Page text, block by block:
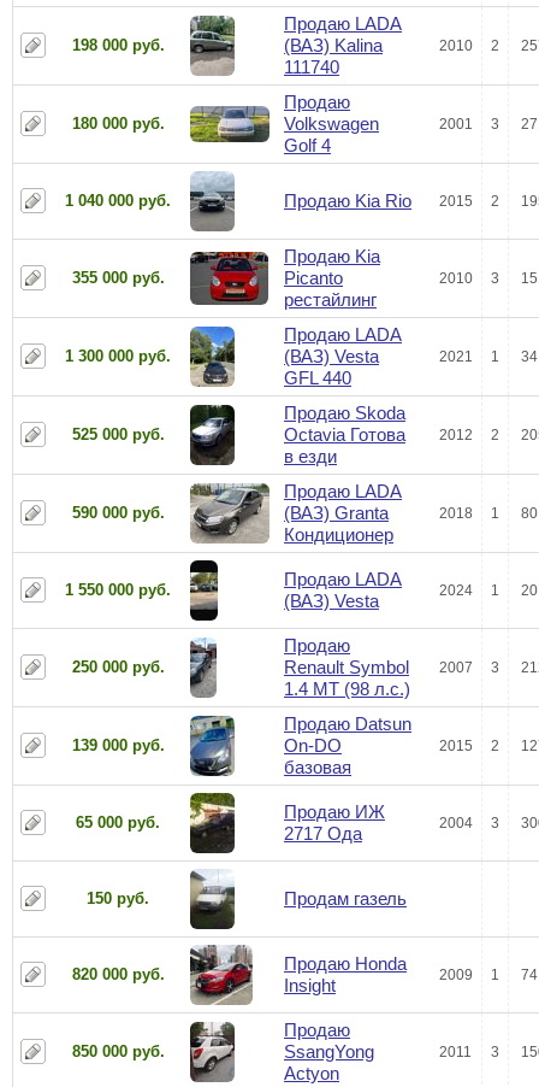
198 000 руб.
Продаю LADA
(ВАЗ) Kalina
111740
2010 2
180 000 руб.
Продаю
Volkswagen
Golf 4
2001 3
1 040 000 руб. Продаю Kia Rio 2015 2
355 000 руб.
Продаю Kia
Picanto
рестайлинг
2010 3
1 300 000 руб.
Продаю LADA
(ВАЗ) Vesta
GFL 440
2021 1
525 000 руб.
Продаю Skoda
Octavia Готова
в езди
2012 2
590 000 руб.
Продаю LADA
(ВАЗ) Granta
Кондиционер
2018 1
1 550 000 руб.
Продаю LADA
(ВАЗ) Vesta
2024 1
250 000 руб.
Продаю
Renault Symbol
1.4 МТ (98 л.с.)
2007 3
139 000 руб.
Продаю Datsun
On-DO
базовая
2015 2
65 000 руб.
Продаю ИЖ
2717 Ода
2004 3
150 руб. Продам газель
820 000 руб.
Продаю Honda
Insight
2009 1
850 000 руб.
Продаю
SsangYong
Actyon
2011 3